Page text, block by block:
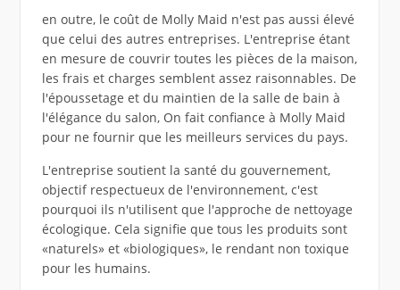
en outre, le coût de Molly Maid n'est pas aussi élevé
que celui des autres entreprises. L'entreprise étant
en mesure de couvrir toutes les pièces de la maison,
les frais et charges semblent assez raisonnables. De
l'époussetage et du maintien de la salle de bain à
l'élégance du salon, On fait confiance à Molly Maid
pour ne fournir que les meilleurs services du pays.
L'entreprise soutient la santé du gouvernement,
objectif respectueux de l'environnement, c'est
pourquoi ils n'utilisent que l'approche de nettoyage
écologique. Cela signifie que tous les produits sont
«naturels» et «biologiques», le rendant non toxique
pour les humains.